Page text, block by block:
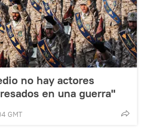
no hay actores
en una guerra"
GMT